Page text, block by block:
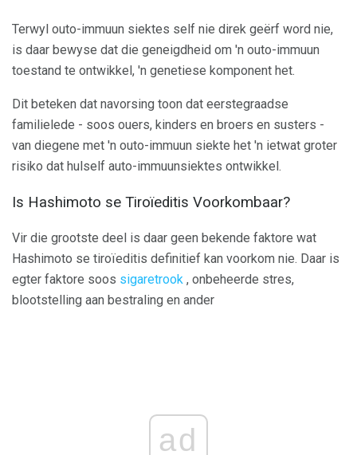
Terwyl outo-immuun siektes self nie direk geërf word nie,
is daar bewyse dat die geneigdheid om 'n outo-immuun
toestand te ontwikkel, 'n genetiese komponent het.
Dit beteken dat navorsing toon dat eerstegraadse
familielede - soos ouers, kinders en broers en susters -
van diegene met 'n outo-immuun siekte het 'n ietwat groter
risiko dat hulself auto-immuunsiektes ontwikkel.
Is Hashimoto se Tiroïeditis Voorkombaar?
Vir die grootste deel is daar geen bekende faktore wat
Hashimoto se tiroïeditis definitief kan voorkom nie. Daar is
egter faktore soos sigaretrook , onbeheerde stres,
blootstelling aan bestraling en ander
ad